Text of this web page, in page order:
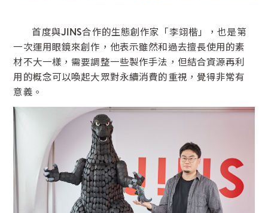
首度與JINS合作的生態創作家「李翊楷」，也是第
一次運用眼鏡來創作，他表示雖然和過去擅長使用的素
材不大一樣，需要調整一些製作手法，但結合資源再利
用的概念可以喚起大眾對永續消費的重視，覺得非常有
意義。